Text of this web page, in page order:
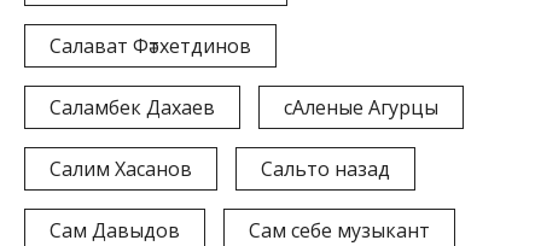
Салават Фәтхетдинов
Саламбек Дахаев сАленые Агурцы
Салим Хасанов Сальто назад
Сам Давыдов Сам себе музыкант